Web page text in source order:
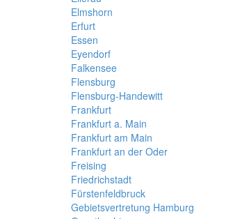
Elmshorn
Erfurt
Essen
Eyendorf
Falkensee
Flensburg
Flensburg-Handewitt
Frankfurt
Frankfurt a. Main
Frankfurt am Main
Frankfurt an der Oder
Freising
Friedrichstadt
Fürstenfeldbruck
Gebietsvertretung Hamburg